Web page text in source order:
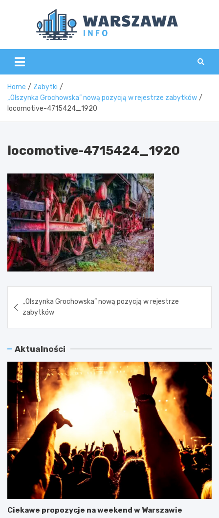
Home
Zabytki
„Olszynka Grochowska” nową pozycją w rejestrze zabytków
locomotive-4715424_1920
locomotive-4715424_1920
wpisu
„Olszynka Grochowska” nową pozycją w rejestrze
zabytków
Aktualności
Ciekawe propozycje na weekend w Warszawie